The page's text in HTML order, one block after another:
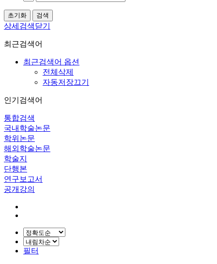
상세검색닫기
최근검색어
최근검색어 옵션
전체삭제
자동저장끄기
인기검색어
통합검색
국내학술논문
학위논문
해외학술논문
학술지
단행본
연구보고서
공개강의
필터